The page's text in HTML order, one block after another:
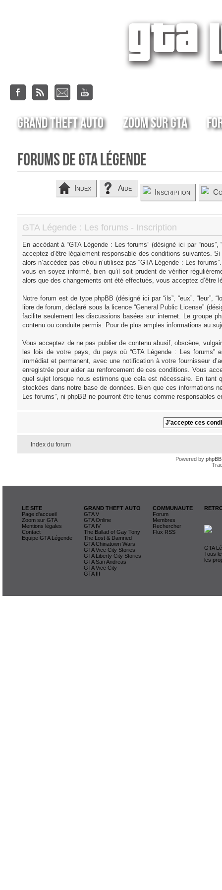
Grand Theft Auto Zoom sur GTA
Forums de GTA Légende
Index Aide Inscription
GTA Légende : Les forums - Inscription
En accédant à “GTA Légende : Les forums” (désigné ici par
acceptez d’être légalement responsable des conditions suivantes.
alors n’accédez pas et/ou n’utilisez pas “GTA Légende : Les
vous en soyez informé, bien qu’il soit prudent de vérifier
alors que des changements ont été effectués, vous acceptez
Notre forum est de type phpBB (désigné ici par “ils”, “eux”, “leur”,
libre de forum, déclaré sous la licence “General Public License”
facilite seulement les discussions basées sur internet. Le groupe
contenu ou conduite permis. Pour de plus amples informations au
Vous acceptez de ne pas publier de contenu abusif, obscène,
les lois de votre pays, du pays où “GTA Légende : Les
immédiat et permanent, avec une notification à votre fournisseur
enregistrée pour aider au renforcement de ces conditions. Vous
quel sujet lorsque nous estimons que cela est nécessaire. En tant
stockées dans notre base de données. Bien que ces informations
Les forums”, ni phpBB ne pourront être tenus comme
Index du forum
Powered by phpBB
LE SITE
Page d'accueil
Zoom sur GTA
Mentions légales
Contact
Equipe GTA Légende
GRAND THEFT AUTO
GTA V
GTA Online
GTA IV
The Ballad of Gay Tony
The Lost & Damned
GTA Chinatown Wars
GTA Vice City Stories
GTA Liberty City Stories
GTA San Andreas
GTA Vice City
GTA III
COMMUNAUTE
Forum
Membres
Rechercher
Flux RSS
GTA
Tous
les